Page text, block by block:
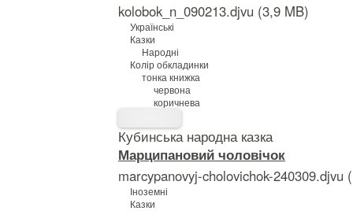
kolobok_n_090213.djvu (3,9 MB)
Українські
Казки
Народні
Колір обкладинки
тонка книжка
червона
коричнева
Кубинська народна казка
Марципановий чоловічок
marcypanovyj-cholovichok-240309.djvu
Іноземні
Казки